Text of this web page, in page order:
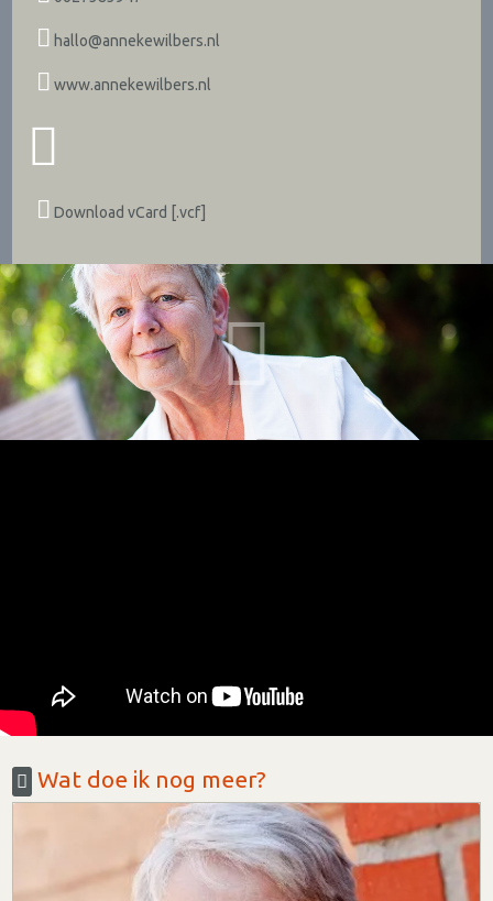
hallo@annekewilbers.nl
www.annekewilbers.nl
Download vCard [.vcf]
Wat doe ik nog meer?